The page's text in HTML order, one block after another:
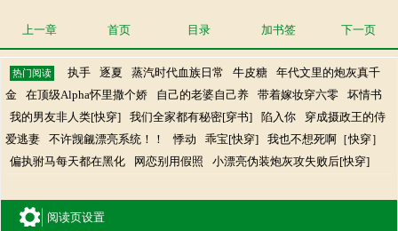
上一章 首页 目录 加书签 下一页
热门阅读 执手 逐夏 蒸汽时代血族日常 牛皮糖
年代文里的炮灰真千
金
在顶级Alpha怀里撒个娇 自己的老婆自己养 带着嫁妆穿六零
坏情书
我的男友非人类[快穿]
我们全家都有秘密[穿书] 陷入你
穿成摄政王的侍
爱逃妻
不许觊觎漂亮系统！！ 悸动 乖宝[快穿]
我也不想死啊［快穿］
偏执驸马每天都在黑化
网恋别用假照 小漂亮伪装炮灰攻失败后[快穿]
阅读页设置